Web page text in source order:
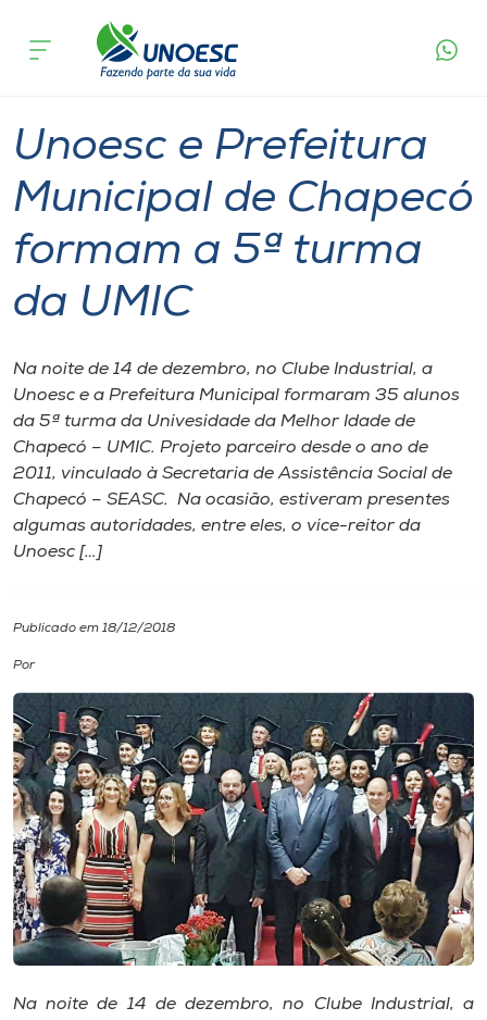
Cursos
Pesquisa
Atendimento ao Estudante
Portal de Ensino
A
Unoesc
Internacionalização
I.nova
Cultura
CPA
Biblioteca
Editora
Rádio
acontece
Unoesc e Prefeitura
Municipal de Chapecó
formam a 5ª turma
da UMIC
Na noite de 14 de dezembro, no Clube Industrial, a
Unoesc e a Prefeitura Municipal formaram 35 alunos
da 5ª turma da Univesidade da Melhor Idade de
Chapecó – UMIC. Projeto parceiro desde o ano de
2011, vinculado à Secretaria de Assistência Social de
Chapecó – SEASC. Na ocasião, estiveram presentes
algumas autoridades, entre eles, o vice-reitor da
Unoesc […]
Publicado em 18/12/2018
Por
Na noite de 14 de dezembro, no Clube Industrial, a